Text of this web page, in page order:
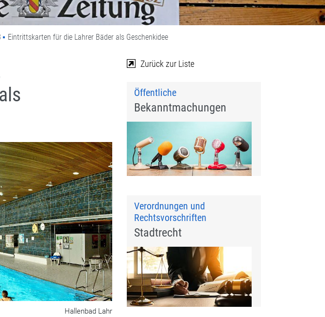
Eintrittskarten für die Lahrer Bäder als Geschenkidee
Hallenbad Lahr
Zurück zur Liste
Öffentliche
Bekanntmachungen
Verordnungen und
Rechtsvorschriften
Stadtrecht